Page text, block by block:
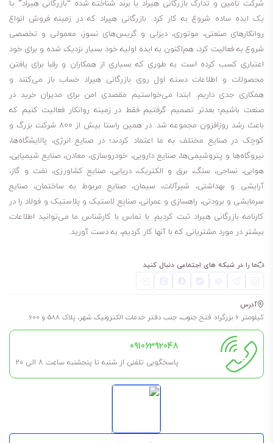
شرکت تامین و تدارک بازرگانی هیراد یا برند شناخته شده “بازرگانی هیراد” بـا
یک ایده ساده شروع به کار کرد. بازرگانی هیراد که در زمینه فروش انواع
روانکارهای صنعتی، موتوری، دیزلی و گریس‌های نسوز، معمولی و تخصصی
شروع به فعالیت کرد، هم‌اکنون به ایده اولیه خود بسیار نزدیک شده و برای خود
اعتباری کسب کرده است به طوری که بسیاری از همکاران و رقبا برای یافتن
محصولات و اطلاعات دسته اول روی بازرگانی هیراد حساب باز می‌کنند و
همکاری جدی داریم. ابتدا می‌خواستیم مقصدی امن برای مدیران خرید در
صنعت باشیم؛ بعدتر تصمیم گرفتیم فقط در زمینه روانکار فعالیت کنیم که
باعث رشد روزافزون مجموعه شد. در همین راستا بیش از 800 شرکت بزرگ و
کوچک در صنایع مختلف به ما اعتماد کردند؛ در صنایع انرژی، پالایشگاه‌ها،
نیروگاه‌ها و پتروشیمی‌ها، صنایع دارویی، خودروسازی، معادن، صنایع شیمیایی،
هوایی، نساجی، سنگ، برق و الکتریک، دریایی، صنایع کشاورزی، نفت و گاز،
آرایشی و بهداشتی، شیرآلات، سیمان، صنایع مربوط به ساختمان، صنایع
سرمایشی و برودتی، راهسازی و عمرانی، صنایع لاستیک و پلاستیک و فولاد را در
کارنامه بازرگانی هیراد ثبت کردیم. با تماس با کارشناس ما می‌توانید اطلاعات
بیشتر در مورد مشتریانی که با آنها کار کردیم، به دست آورید.
ما را در شبکه های اجتماعی دنبال کنید
آدرس
کیلومتر 6 بزرگراه فتح جنوب، جنب دفتر خدمات الکترونیک شهر، پلاک 588 و 600
09106392048
پاسخگویی تلفنی از شنبه تا پنجشنبه ساعت 8 الی ۲۰